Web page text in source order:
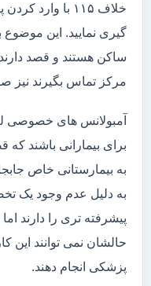
خلاف ۱۱۵ با
گیری نمایید. این
مرکز تماس بگیرند نیز
آمبولانس های خصوصی
برای بیمارانی باشند که
به بیمارستانی خاص
به دلیل عدم وجود یک
پیشرفته تری را دارند
حالشان نمی توانند این
پزشکی انجام دهند.